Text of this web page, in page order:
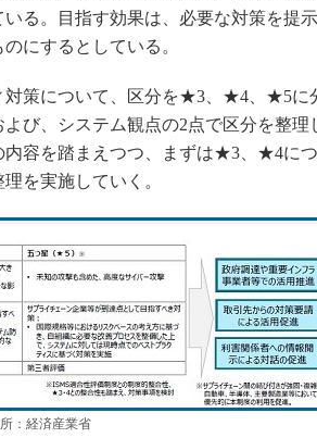
グローバル設計・開発
制御セキュリティ
る。目指す効果は、必要な対策を提
にするとしている。
対策について、区分を★3、★4、★5に
び、システム観点の2点で区分を整理
内容を踏まえつつ、まずは★3、★4に
を実施していく。
：経済産業省